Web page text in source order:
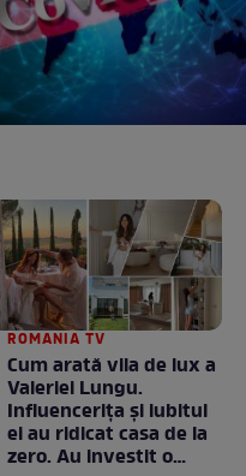
ROMANIA TV
Cum arată vila de lux a
Valeriei Lungu.
Influencerița și iubitul
ei au ridicat casa de la
zero. Au investit o